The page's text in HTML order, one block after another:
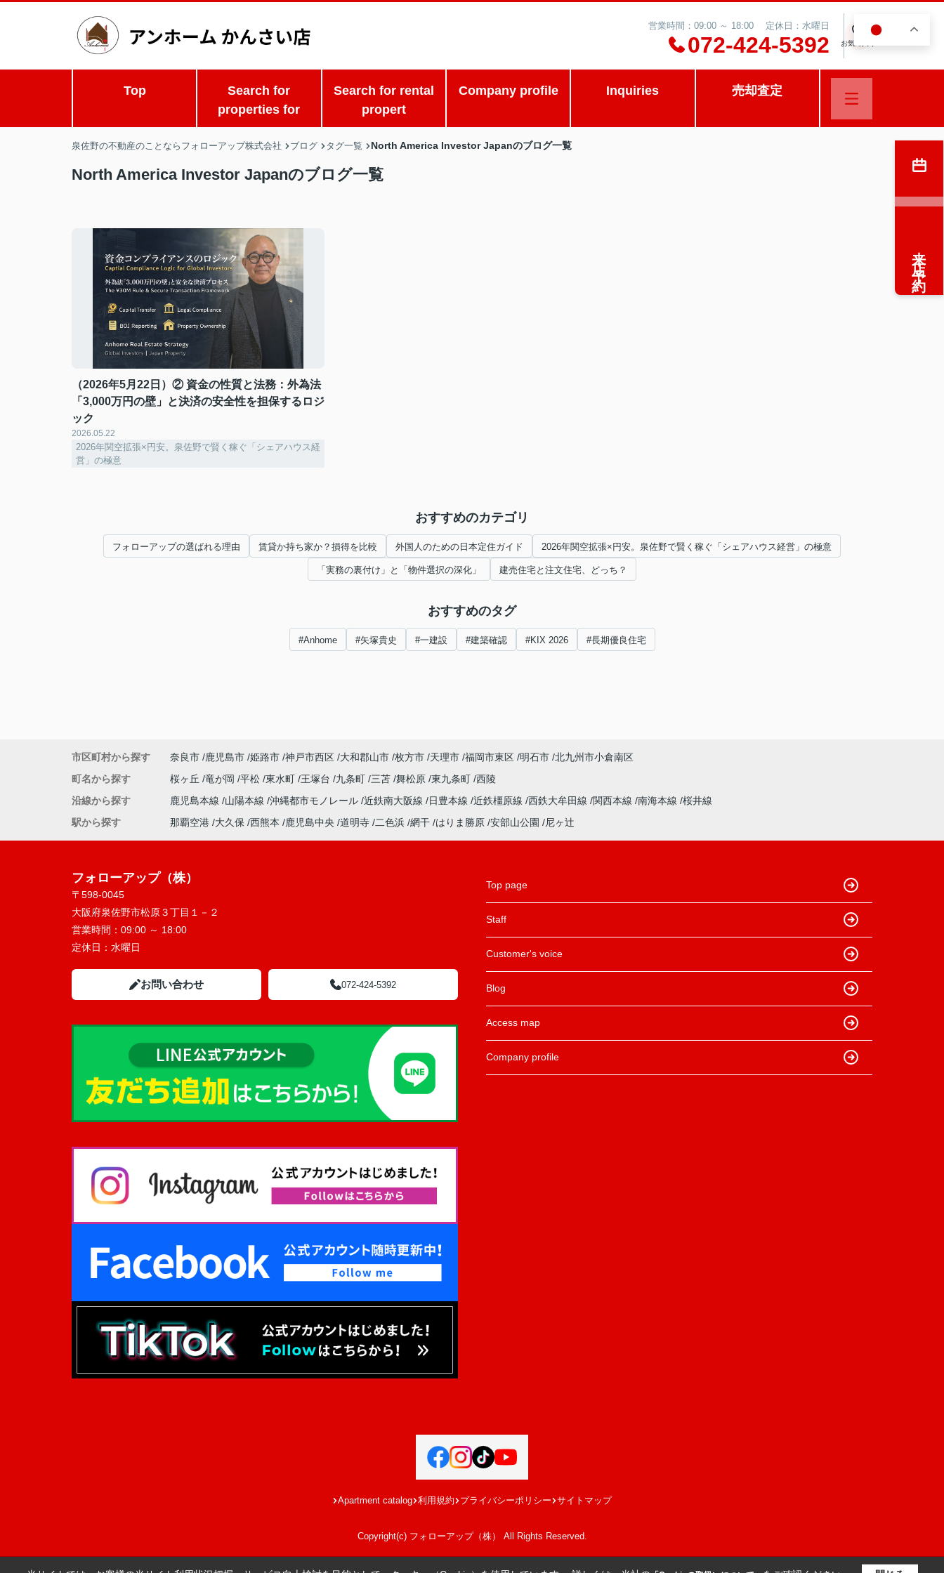
営業時間：09:00 ～ 18:00 定休日：水曜日
072-424-5392 お気に入り
Top
Search for
properties for
Search for rental
propert
Company profile Inquiries 売却査定
泉佐野の不動産のことならフォローアップ株式会社 ブログ タグ一覧 North America Investor Japanのブログ一覧
North America Investor Japanのブログ一覧
（2026年5月22日）② 資金の性質と法務：外為法
「3,000万円の壁」と決済の安全性を担保するロジ
ック
2026.05.22
2026年関空拡張×円安。泉佐野で賢く稼ぐ「シェアハウス経
営」の極意
おすすめのカテゴリ
フォローアップの選ばれる理由 賃貸か持ち家か？損得を比較 外国人のための日本定住ガイド 2026年関空拡張×円安。泉佐野で賢く稼ぐ「シェアハウス経営」の極意
「実務の裏付け」と「物件選択の深化」 建売住宅と注文住宅、どっち？
おすすめのタグ
#Anhome #矢塚貴史 #一建設 #建築確認 #KIX 2026 #長期優良住宅
来店予約
市区町村から探す 奈良市 鹿児島市 姫路市 神戸市西区 大和郡山市 枚方市 天理市 福岡市東区 明石市 北九州市小倉南区
町名から探す
桜ヶ丘 竜が岡 平松 東水町 王塚台 九条町 三苫 舞松原 東九条町 西陵
沿線から探す
鹿児島本線 山陽本線 沖縄都市モノレール 近鉄南大阪線 日豊本線 近鉄橿原線 西鉄大牟田線 関西本線 南海本線 桜井線
駅から探す
那覇空港 大久保 西熊本 鹿児島中央 道明寺 二色浜 網干 はりま勝原 安部山公園 尼ヶ辻
フォローアップ（株）
〒598-0045
大阪府泉佐野市松原３丁目１－２
営業時間： 09:00 ～ 18:00
定休日： 水曜日
お問い合わせ 072-424-5392
Top page
Staff
Customer's voice
Blog
Access map
Company profile
Apartment catalog 利用規約 プライバシーポリシー サイトマップ
Copyright(c) フォローアップ（株） All Rights Reserved.